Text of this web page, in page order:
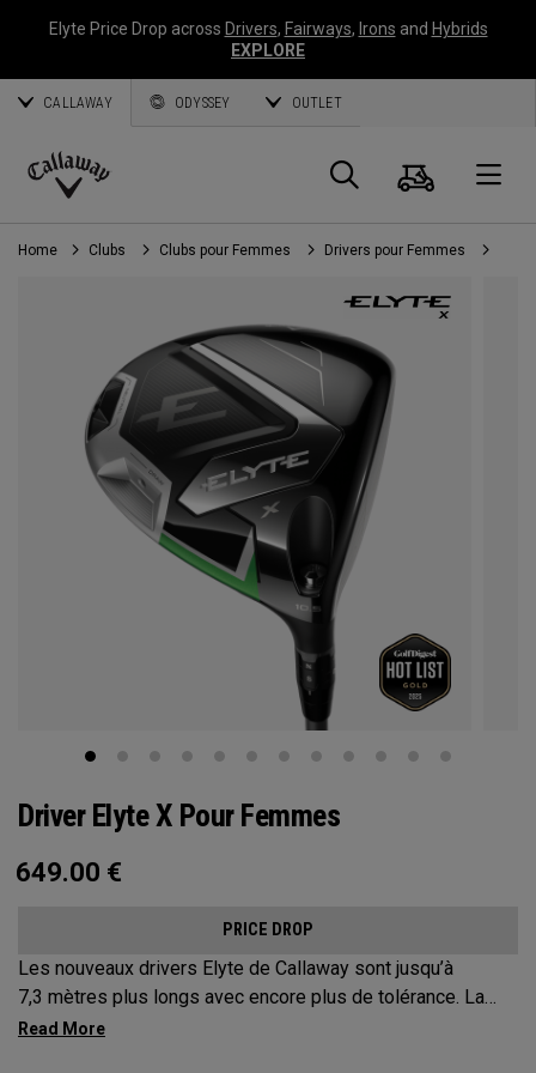
Elyte Price Drop across Drivers, Fairways, Irons and Hybrids
EXPLORE
CALLAWAY ODYSSEY OUTLET
Callaway
Golf
Panier
Home Clubs Clubs pour Femmes Drivers pour Femmes
Driver Elyte X Pour Femmes
649.00 €
PRICE DROP
Les nouveaux drivers Elyte de Callaway sont jusqu’à
7,3 mètres plus longs avec encore plus de tolérance. La
forme affinée favorise une vitesse accrue, tandis que la